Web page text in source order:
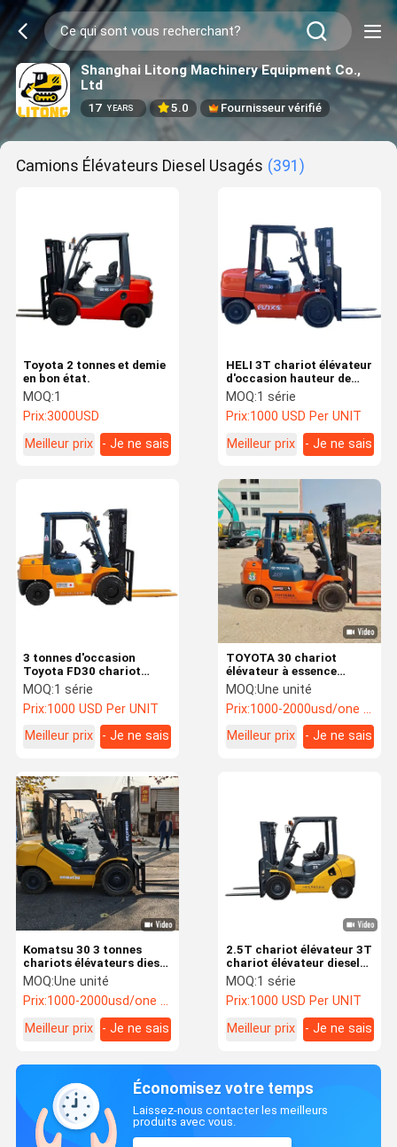
Shanghai Litong Machinery Equipment Co.,
Ltd
17 YEARS 5.0 Fournisseur vérifié
Camions Élévateurs Diesel Usagés (391)
Toyota 2 tonnes et demie
en bon état.
MOQ:1
Prix:3000USD
Meilleur prix
- Je ne sais
HELI 3T chariot élévateur
d'occasion hauteur de
levage 3 m avec mât et
côté de conteneur
MOQ:1 série
Prix:1000 USD Per UNIT
Meilleur prix
- Je ne sais
3 tonnes d'occasion
Toyota FD30 chariot
élévateur original
japonais
MOQ:1 série
Prix:1000 USD Per UNIT
Meilleur prix
- Je ne sais
TOYOTA 30 chariot
élévateur à essence
liquide double utilisation
du pétrole et du gaz
Toyota chariot élévateur
MOQ:Une unité
Prix:1000-2000usd/one unit
Meilleur prix
- Je ne sais
Komatsu 30 3 tonnes
chariots élévateurs diesel
d'occasion à trois étages
et avec changement
latéral
MOQ:Une unité
Prix:1000-2000usd/one unit
Meilleur prix
- Je ne sais
2.5T chariot élévateur 3T
chariot élévateur diesel
pour l'industrie du détail
MOQ:1 série
Prix:1000 USD Per UNIT
Meilleur prix
- Je ne sais
Économisez votre temps
Laissez-nous contacter les meilleurs
produits avec vous.